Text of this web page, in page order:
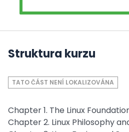
Struktura kurzu
TATO ČÁST NENÍ LOKALIZOVÁNA
Chapter 1. The Linux
Chapter 2. Linux Philosophy